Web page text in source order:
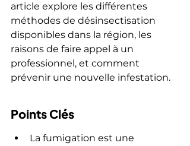
article explore les différentes
méthodes de désinsectisation
disponibles dans la région, les
raisons de faire appel à un
professionnel, et comment
prévenir une nouvelle infestation.
Points Clés
La fumigation est une